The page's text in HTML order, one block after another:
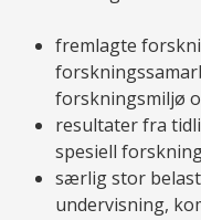
fremlagte
forskningsmiljø
resultater fra
spesiell
særlig stor
undervisning,